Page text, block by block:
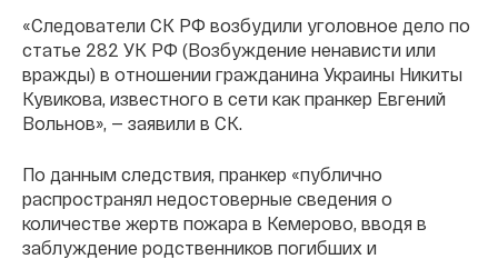
«Следователи СК РФ возбудили уголовное дело по
статье 282 УК РФ (Возбуждение ненависти или
вражды) в отношении гражданина Украины Никиты
Кувикова, известного в сети как пранкер Евгений
Вольнов», — заявили в СК.
По данным следствия, пранкер «публично
распространял недостоверные сведения о
количестве жертв пожара в Кемерово, вводя в
заблуждение родственников погибших и